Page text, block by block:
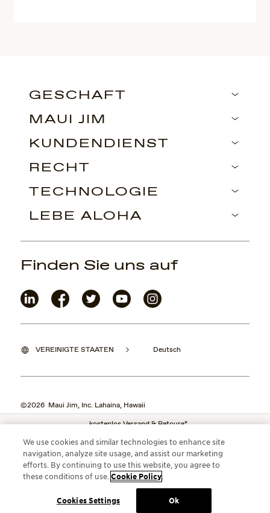
kostenlos Versand & Retoure*
GESCHÄFT
MAUI JIM
KUNDENDIENST
RECHT
TECHNOLOGIE
LEBE ALOHA
VEREINIGTE STAATEN Deutsch
©2026 Maui Jim, Inc. Lahaina, Hawaii
Finden Sie uns auf
We use cookies and similar technologies to enhance site
navigation, analyze site usage, and assist our marketing
efforts. By continuing to use this website, you agree to
these conditions of use.Cookie Policy
Cookies Settings Ok